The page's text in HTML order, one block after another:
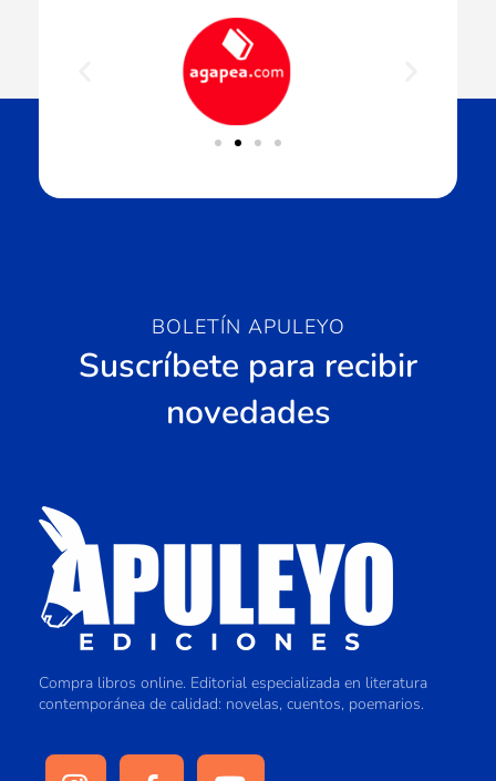
BOLETÍN APULEYO
Suscríbete para recibir
novedades
Compra libros online. Editorial especializada en literatura
contemporánea de calidad: novelas, cuentos, poemarios.